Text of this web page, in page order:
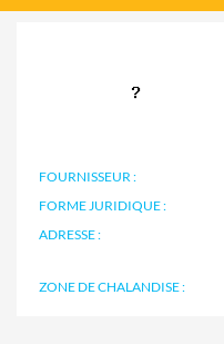
FOURNISSEUR :
FORME JURIDIQUE :
ADRESSE :
ZONE DE CHALANDISE :